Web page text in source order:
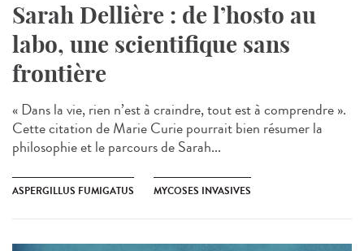
Sarah Dellière : de l’hosto au
labo, une scientifique sans
frontière
« Dans la vie, rien n’est à craindre, tout est à comprendre ».
Cette citation de Marie Curie pourrait bien résumer la
philosophie et le parcours de Sarah...
ASPERGILLUS FUMIGATUS MYCOSES INVASIVES